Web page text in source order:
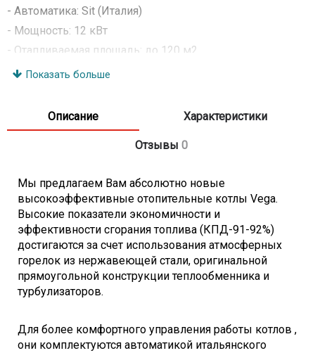
- Автоматика: Sit (Италия)
- Мощность: 12 кВт
- Отапливаемая площадь: до 120 м2
- Расход газа: 1,36 м3/час
- КПД 92%
- Рабочее давление контура отопления: 0,2 МПа
- Диаметр дымохода: 120 мм
- Диаметр патрубков системы отопления: 1 1/2 дюйма
- Габариты (ШхГхВ): 235х550х810 мм
- Вес: 51 кг
Показать больше
Описание Характеристики
Отзывы 0
Мы предлагаем Вам абсолютно новые
высокоэффективные отопительные котлы Vega.
Высокие показатели экономичности и
эффективности сгорания топлива (КПД-91-92%)
достигаются за счет использования атмосферных
горелок из нержавеющей стали, оригинальной
прямоугольной конструкции теплообменника и
турбулизаторов.
Для более комфортного управления работы котлов ,
они комплектуются автоматикой итальянского